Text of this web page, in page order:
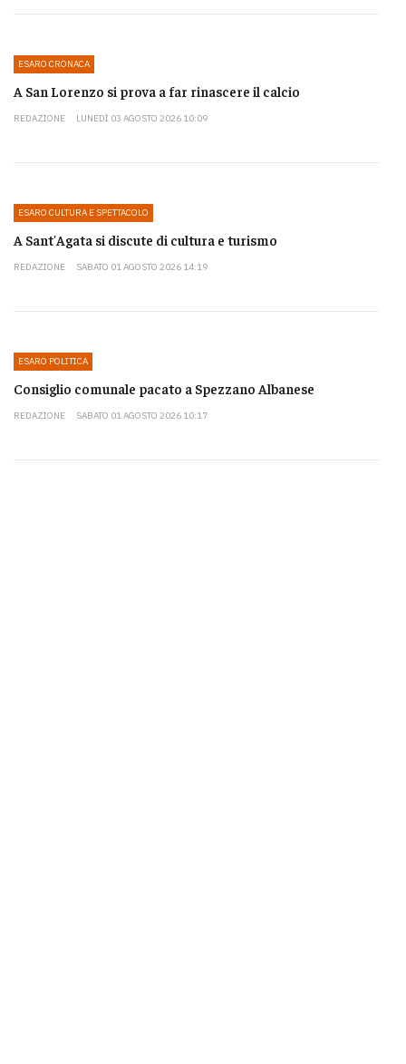
ESARO CRONACA
A San Lorenzo si prova a far rinascere il calcio
REDAZIONE LUNEDÌ 03 AGOSTO 2026 10:09
ESARO CULTURA E SPETTACOLO
A Sant'Agata si discute di cultura e turismo
REDAZIONE SABATO 01 AGOSTO 2026 14:19
ESARO POLITICA
Consiglio comunale pacato a Spezzano Albanese
REDAZIONE SABATO 01 AGOSTO 2026 10:17